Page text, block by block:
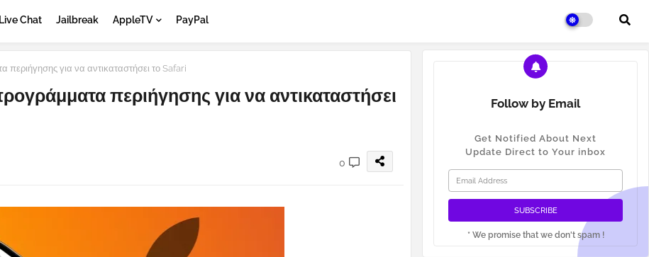
Live Chat Jailbreak AppleTV PayPal
για να αντικαταστήσει το Safari
περιήγησης για να αντικαταστήσει
0
Follow by Email
Get Notified About Next
Update Direct to Your inbox
* We promise that we don't spam !